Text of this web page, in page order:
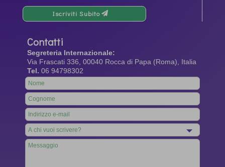
Iscriviti Subito
Contatti
Segreteria Internazionale:
Via Frascati 336, 00040 Rocca di Papa (Roma), Italia
Tel. 06 94798302
Leave
this
field
blank